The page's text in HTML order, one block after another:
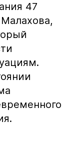
47